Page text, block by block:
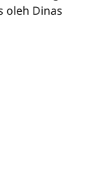
oleh Dinas